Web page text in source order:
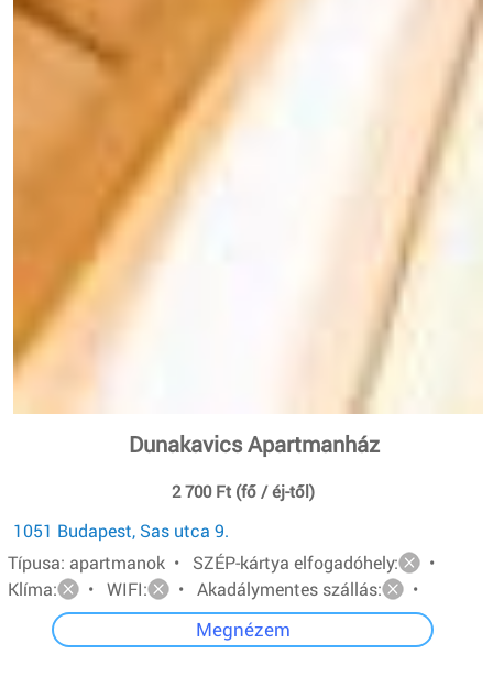
Dunakavics Apartmanház
2 700 Ft (fő / éj-től)
1051 Budapest, Sas utca 9.
Típusa: apartmanok • SZÉP-kártya elfogadóhely:
•
Klíma:
• WIFI: • Akadálymentes szállás: •
Megnézem